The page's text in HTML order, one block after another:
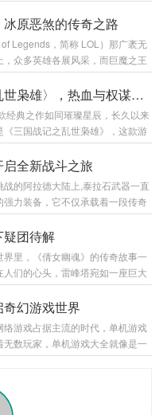
感到困惑，本文将为大家带来一
顺利通关,深入体验这款游戏的魅
戏前，需要对游戏的基本操作有一
作较为丰富，包括移动、攻击、
：使用键盘的方向键或者W、A、
速奔...
原恶煞的传奇之路
Legends，简称 LOL）那广袤无
众多英雄各展风采，而巨魔之王
峨巨峰，散发着令人胆寒的气息,
巨魔之王特朗德尔出生于弗雷尔
土地，这片严酷的环境塑造了他坚
雷尔卓德的冰原上，部落林立，
落之间时常爆发激烈的冲突，特
探寻〈三国战记之乱世枭雄〉，热血与权谋交织
经典之作如同璀璨星辰，长久以来
三国战记之乱世枭雄》，这款游
情和深入人心的角色设定，带领
火纷飞的三国乱世。 《三国战记
三国时期为宏大背景，这个时期，
侯纷纷崛起，形成了一个个强大
史上的重大事件和著名战役融入
定统一北方的基础...
全新战斗之旅
的阿拉德大陆上,泰拉石武器一直
力装备，它不仅承载着一段传奇
强大的威力，在无数次惊心动魄
棘，而泰拉石武器的升级，更是
色彩和无限的可能。 泰拉石武器
传说中，泰拉文明曾经无比辉煌，
极的境界，泰拉石便是那个时代
料，成功锻造出...
团待解
里，《倩女幽魂》的传奇故事一
们的心头，雷峰塔宛如一座巨大
南大地，引得无数侠客、修道之
密。 雷峰塔，本是镇压妖邪之物
》的世界中，它却逐渐成为了一个
于雷峰塔的传说层出不穷，有人说
邪，其怨念化作了阴云，笼罩着
发生。 有一位年...
幻游戏世界
游戏占据主流的时代，单机游戏
数玩家，单机游戏大全就像是一
各样精彩纷呈的游戏体验,让我们
常受欢迎的一个类别，以《上古卷
构建了一个宏大而开放的奇幻世